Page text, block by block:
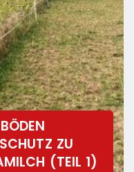
ZU
(TEIL 1)